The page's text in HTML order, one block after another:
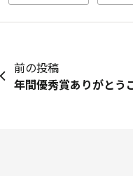
前の投稿
年間優秀賞ありがとう